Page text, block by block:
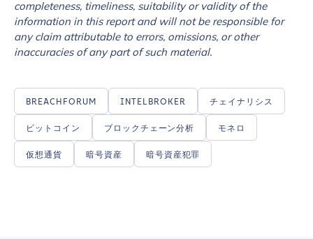
completeness, timeliness, suitability or validity of the
information in this report and will not be responsible for
any claim attributable to errors, omissions, or other
inaccuracies of any part of such material.
BREACHFORUM INTELBROKER チェイナリシス
ビットコイン ブロックチェーン分析 モネロ
仮想通貨 暗号資産 暗号資産犯罪